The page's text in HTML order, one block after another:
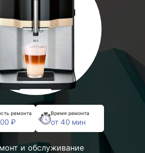
ремонта
₽
Время ремонта
от 40 мин
и обслуживание